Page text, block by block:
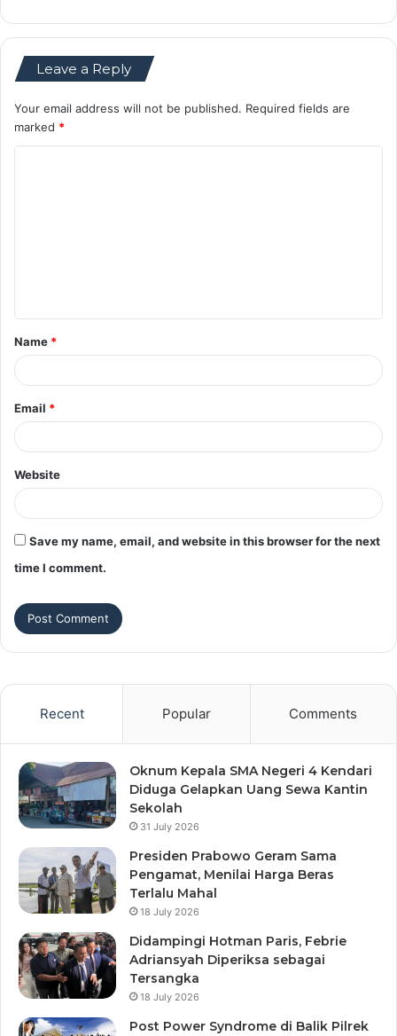
Leave a Reply
Your email address will not be published. Required fields are
marked *
t
*
Name *
Email *
Website
Save my name, email, and website in this browser for the next
time I comment.
Recent Popular Comments
Oknum Kepala SMA Negeri 4 Kendari
Diduga Gelapkan Uang Sewa Kantin
Sekolah
31 July 2026
Presiden Prabowo Geram Sama
Pengamat, Menilai Harga Beras
Terlalu Mahal
18 July 2026
Didampingi Hotman Paris, Febrie
Adriansyah Diperiksa sebagai
Tersangka
18 July 2026
Post Power Syndrome di Balik Pilrek